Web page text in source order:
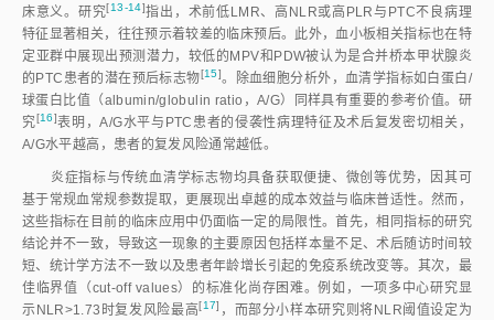
床意义。研究[13-14]指出，术前低LMR、高NLR或高PLR与PTC不良病理
特征显著相关，往往预示着较差的临床预后。此外，血小板相关指标也在特
定亚群中展现出预测潜力，较低的MPV和PDW被认为是合并桥本甲状腺炎
的PTC患者的潜在预后标志物[15]。除血细胞分析外，血清学指标如白蛋白/
球蛋白比值（albumin/globulin ratio，A/G）同样具有重要的参考价值。研
究[16]表明，A/G水平与PTC患者的侵袭性病理特征及术后复发密切相关，
A/G水平越高，患者的复发风险通常越低。
炎症指标与传统血清学标志物均具备获取便捷、微创等优势，因其可
基于常规血常规参数提取，更展现出卓越的成本效益与临床普适性。然而，
这些指标在目前的临床应用中仍面临一定的局限性。首先，相同指标的研究
结论并不一致，导致这一现象的主要原因包括样本量不足、术后随访时间较
短、统计学方法不一致以及患者年龄增长引起的免疫系统改变等。其次，最
佳临界值（cut-off values）的标准化尚存困难。例如，一项多中心研究显
示NLR>1.73时复发风险最高[17] ，而部分小样本研究则将NLR阈值设定为